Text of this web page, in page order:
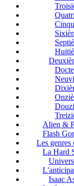
Alien &
Flash
Les genres
La Hard
Isaac